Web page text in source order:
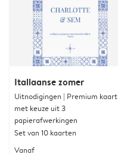
Italiaanse zomer
Uitnodigingen | Premium kaart
met keuze uit 3
papierafwerkingen
Set van 10 kaarten
Vanaf